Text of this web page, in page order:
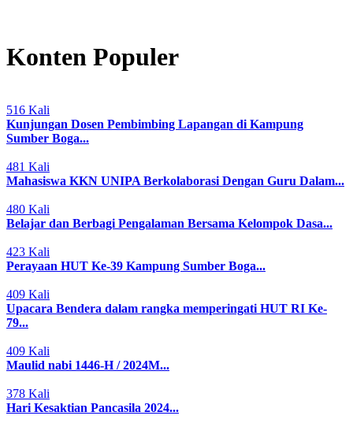
Konten Populer
516 Kali
Kunjungan Dosen Pembimbing Lapangan di Kampung
Sumber Boga...
481 Kali
Mahasiswa KKN UNIPA Berkolaborasi Dengan Guru Dalam...
480 Kali
Belajar dan Berbagi Pengalaman Bersama Kelompok Dasa...
423 Kali
Perayaan HUT Ke-39 Kampung Sumber Boga...
409 Kali
Upacara Bendera dalam rangka memperingati HUT RI Ke-
79...
409 Kali
Maulid nabi 1446-H / 2024M...
378 Kali
Hari Kesaktian Pancasila 2024...